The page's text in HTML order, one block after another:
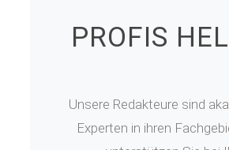
PROFIS
Unsere Redakteure sind
Experten in ihren